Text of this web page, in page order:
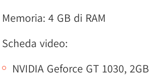
Memoria: 4 GB di RAM
Scheda video:
NVIDIA Geforce GT 1030,